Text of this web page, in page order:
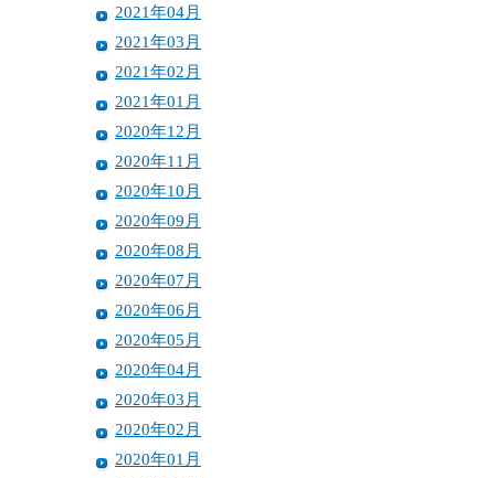
2021年04月
2021年03月
2021年02月
2021年01月
2020年12月
2020年11月
2020年10月
2020年09月
2020年08月
2020年07月
2020年06月
2020年05月
2020年04月
2020年03月
2020年02月
2020年01月